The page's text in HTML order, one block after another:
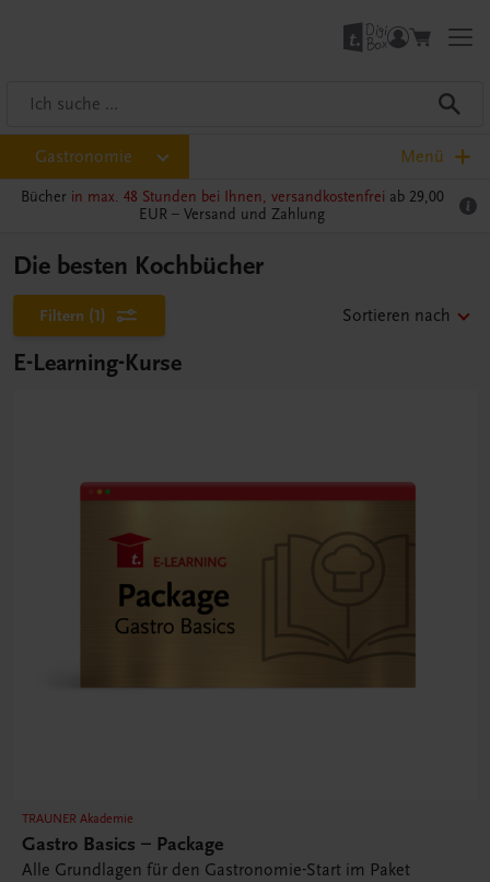
Gastronomie Menü
Bücher in max. 48 Stunden bei Ihnen, versandkostenfrei ab 29,00
EUR – Versand und Zahlung
Die besten Kochbücher
Filtern (1) Sortieren nach
E-Learning-Kurse
TRAUNER Akademie
Gastro Basics – Package
Alle Grundlagen für den Gastronomie-Start im Paket